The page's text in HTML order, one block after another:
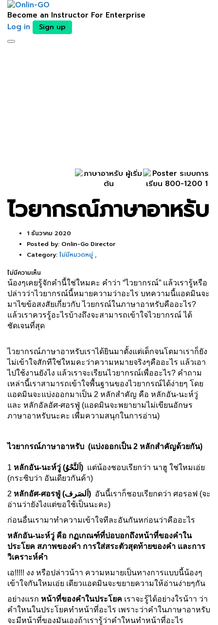
Become an Instructor For Enterprise
Log in
Sign up
Toggle
ไวยากรณ์ภาษาอาหรับ
1 ธันวาคม 2020
Posted by: Onlin-Go Director
Category: ไม่มีหมวดหมู่ ,
ไม่มีความเห็น
น้องๆเคยรู้จักคำนี้ใช่ใหมคะ คำว่า “ไวยากรณ์” แล้วเรารู้หรือ
ปล่าวว่าไวยากรณ์นี้หมายความว่าอะไร บทความนี้แอดมินจะ
มาไขข้อสงสัยเกี่ยวกับ ไวยกรณ์ในภาษาอาหรับคืออะไร?
แล้วเราควรรู้อะไรบ้างถึงจะสามารถเข้าใจไวยากรณ์ ได้
ชัดเจนที่สุด
ไวยากรณ์ภาษาอาหรับเราได้ยินมาตั้งแต่เด็กจนโตมาเราก็ยัง
ไม่เข้าใจสักทีใช่ใหมคะว่าความหมายจริงๆคืออะไร แล้วเอา
ไปใช้งานยังไง แล้วเราจะเรียนไวยากรณ์เพื่ออะไร? คำถาม
เหล่านี้เราสามารถเข้าใจพื้นฐานของไวยากรณ์ได้ง่ายๆ โดย
แอดมินจะแบ่งออกมาเป็น 2 หลักสำคัญ คือ หลักอัน-นะห์วู่
และ หลักอัลอัศ-ศอรฟู่ (แอดมินจะพยายามไม่เขียนอักษร
ภาษาอาหรับนะคะ เพื่มความสนุกในการอ่าน)
ไวยากรณ์ภาษาอาหรับ (แบ่งออกเป็น 2 หลักสำคัญด้วยกัน)
1 หลักอัน-นะห์วู่ (اَلنَّحْوُ ) แต่น้องชอบเรียกว่า นาฮู ใช่ใหมเอ่ย
(กระซิบว่า อันเดียวกันค้า)
2
หลักอัศ-ศอรฟู่ (اَلصَرف) อันนี้เราก็ชอบเรียกดว่า ศอรอฟ (จะ
อ่านว่ายังไงแต่ขอใช้เป็นนะคะ)
ก่อนอื่นเรามาทำความเข้าใจทีละอันกันหก่อนว่าคืออะไร
หลักอัน-นะห์วู่ คือ กฏเกณฑ์ที่บ่อบอกถึงหน้าที่ของคำใน
ประโยค สภาพของคำ การใส่สระตัวสุดท้ายของคำ และการ
วิเคราะห์คำ
เอ!!!!! งง หรือปล่าวน้าา ความหมายเป็นทางการแบบนี้น้องๆ
เข้าใจกันใหมเอ่ย เดียวแอดมินจะขยายความให้อ่านง่ายๆกัน
อย่างแรก หน้าที่ของคำในประโยค เราจะรู้ได้อย่างใรน้าา ว่า
คำใหนในประโยคทำหน้าที่อะไร เพราะว่าคำในภาษาอาหรับ
จะมีหน้าที่ของมันเองถ้าเรารู้ว่าคำใหนทำหน้าที่อะไร